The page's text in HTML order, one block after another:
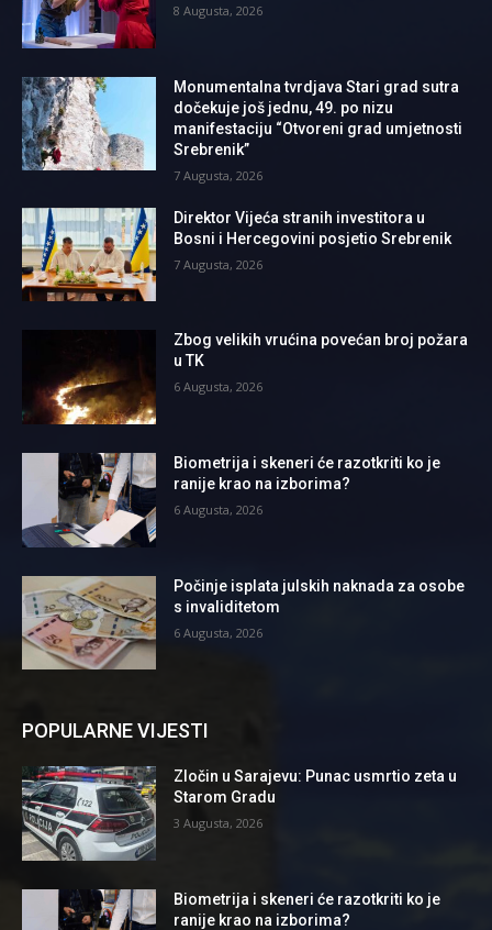
8 Augusta, 2026
Monumentalna tvrdjava Stari grad sutra
dočekuje još jednu, 49. po nizu
manifestaciju “Otvoreni grad umjetnosti
Srebrenik”
7 Augusta, 2026
Direktor Vijeća stranih investitora u
Bosni i Hercegovini posjetio Srebrenik
7 Augusta, 2026
Zbog velikih vrućina povećan broj požara
u TK
6 Augusta, 2026
Biometrija i skeneri će razotkriti ko je
ranije krao na izborima?
6 Augusta, 2026
Počinje isplata julskih naknada za osobe
s invaliditetom
6 Augusta, 2026
POPULARNE VIJESTI
Zločin u Sarajevu: Punac usmrtio zeta u
Starom Gradu
3 Augusta, 2026
Biometrija i skeneri će razotkriti ko je
ranije krao na izborima?